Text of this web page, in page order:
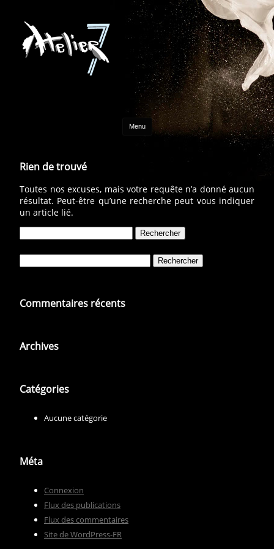
Menu Aller au contenu
Rien de trouvé
Toutes nos excuses, mais votre requête n’a donné aucun
résultat. Peut-être qu’une recherche peut vous indiquer
un article lié.
Commentaires récents
Archives
Catégories
Aucune catégorie
Méta
Connexion
Flux des publications
Flux des commentaires
Site de WordPress-FR